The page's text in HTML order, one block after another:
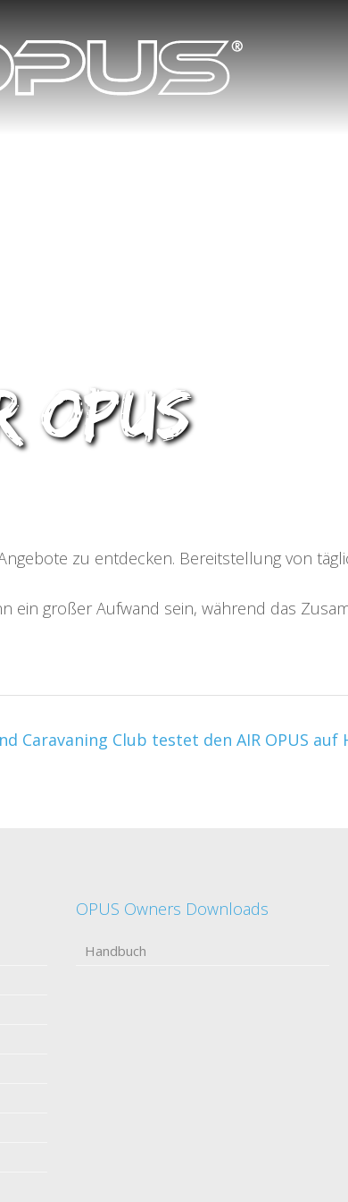
zu entdecken. Bereitstellung von
ein großer Aufwand sein, während das
Caravaning Club testet den AIR OPUS auf
OPUS Owners Downloads
Handbuch